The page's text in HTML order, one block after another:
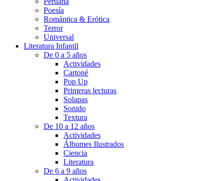
Poesía
Romántica & Erótica
Terror
Universal
Literatura Infantil
De 0 a 5 años
Actividades
Cartoné
Pop Up
Primeras lecturas
Solapas
Sonido
Textura
De 10 a 12 años
Actividades
Álbumes Ilustrados
Ciencia
Literatura
De 6 a 9 años